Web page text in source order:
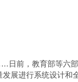
日前，教育部等六
展进行系统设计和